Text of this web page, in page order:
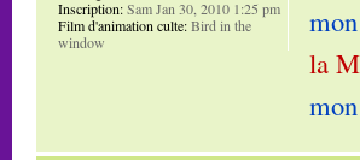
la
Inscription:Sam Jan 30, 2010 1:25 pm
Film d'animation culte:Bird in the
window